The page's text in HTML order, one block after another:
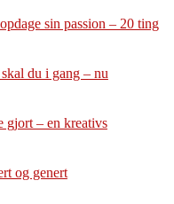
sin passion – 20 ting
du i gang – nu
gjort – en kreativs
og genert